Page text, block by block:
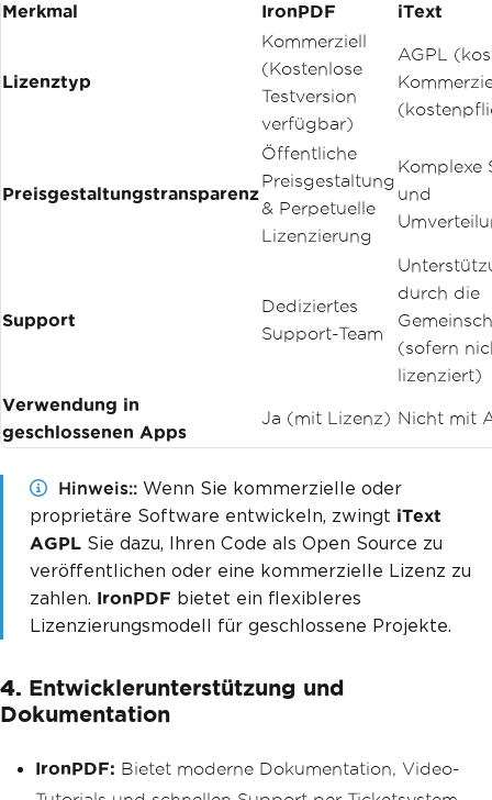
Merkmal IronPDF iText
Lizenztyp
Kommerziell
(Kostenlose
Testversion
verfügbar)
AGPL
Preisgestaltungstransparenz
Öffentliche
Preisgestaltung
& Perpetuelle
Lizenzierung
Komplexe
und
Support
Dediziertes
Support-Team
durch die
(sofern
lizenziert)
Verwendung in
geschlossenen Apps
Ja (mit Lizenz) Nicht mit
Hinweis: Wenn Sie kommerzielle oder
proprietäre Software entwickeln, zwingt iText
AGPL Sie dazu, Ihren Code als Open Source zu
veröffentlichen oder eine kommerzielle Lizenz zu
zahlen. IronPDF bietet ein flexibleres
Lizenzierungsmodell für geschlossene Projekte.
4. Entwicklerunterstützung und
Dokumentation
IronPDF: Bietet moderne Dokumentation, Video-